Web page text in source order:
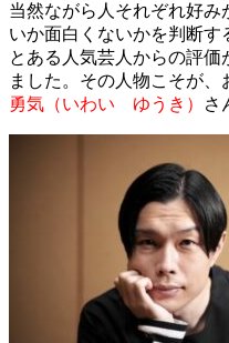
当然ながら人それぞれ好み
いか面白くないかを判断
とある人気芸人からの評価
ました。その人物こそが、
勇気（いわい ゆうき）
さ